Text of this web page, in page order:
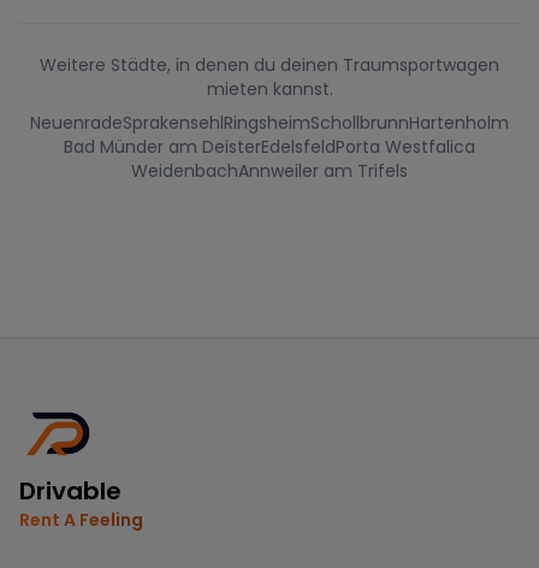
Weitere Städte, in denen du deinen Traumsportwagen
mieten kannst.
NeuenradeSprakensehlRingsheimSchollbrunnHartenholm
Bad Münder am DeisterEdelsfeldPorta Westfalica
WeidenbachAnnweiler am Trifels
Drivable
Rent A Feeling